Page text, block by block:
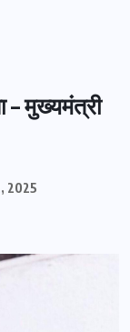
– मुख्यमंत्री
2025